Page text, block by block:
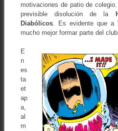
motivaciones de patio de
previsible disolución de la
Diabólicos. Es evidente que a
mucho mejor formar parte del
E
n
es
ta
et
ap
a,
al
m